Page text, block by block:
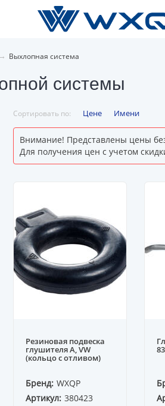
→ Выхлопная система
системы
Сортировать по: Цене Имени
Внимание! Представлены цены
Для получения цен с учетом
Резиновая подвеска
глушителя A, VW
(кольцо с отливом)
Бренд: WXQP
Артикул: 380423